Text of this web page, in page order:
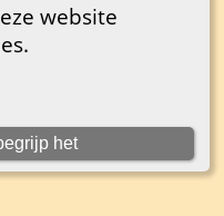
website
het